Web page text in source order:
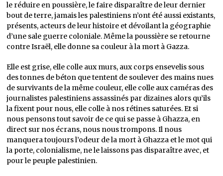
le réduire en poussière, le faire disparaître de leur dernier
bout de terre, jamais les palestiniens n’ont été aussi existants,
présents, acteurs de leur histoire et dévoilant la géographie
d’une sale guerre coloniale. Même la poussière se retourne
contre Israël, elle donne sa couleur à la mort à Gazza.
Elle est grise, elle colle aux murs, aux corps ensevelis sous
des tonnes de béton que tentent de soulever des mains nues
de survivants de la même couleur, elle colle aux caméras des
journalistes palestiniens assassinés par dizaines alors qu’ils
la fixent pour nous, elle colle à nos rétines saturées. Et si
nous pensons tout savoir de ce qui se passe à Ghazza, en
direct sur nos écrans, nous nous trompons. Il nous
manquera toujours l’odeur de la mort à Ghazza et le mot qui
la porte, colonialisme, ne le laissons pas disparaître avec, et
pour le peuple palestinien.